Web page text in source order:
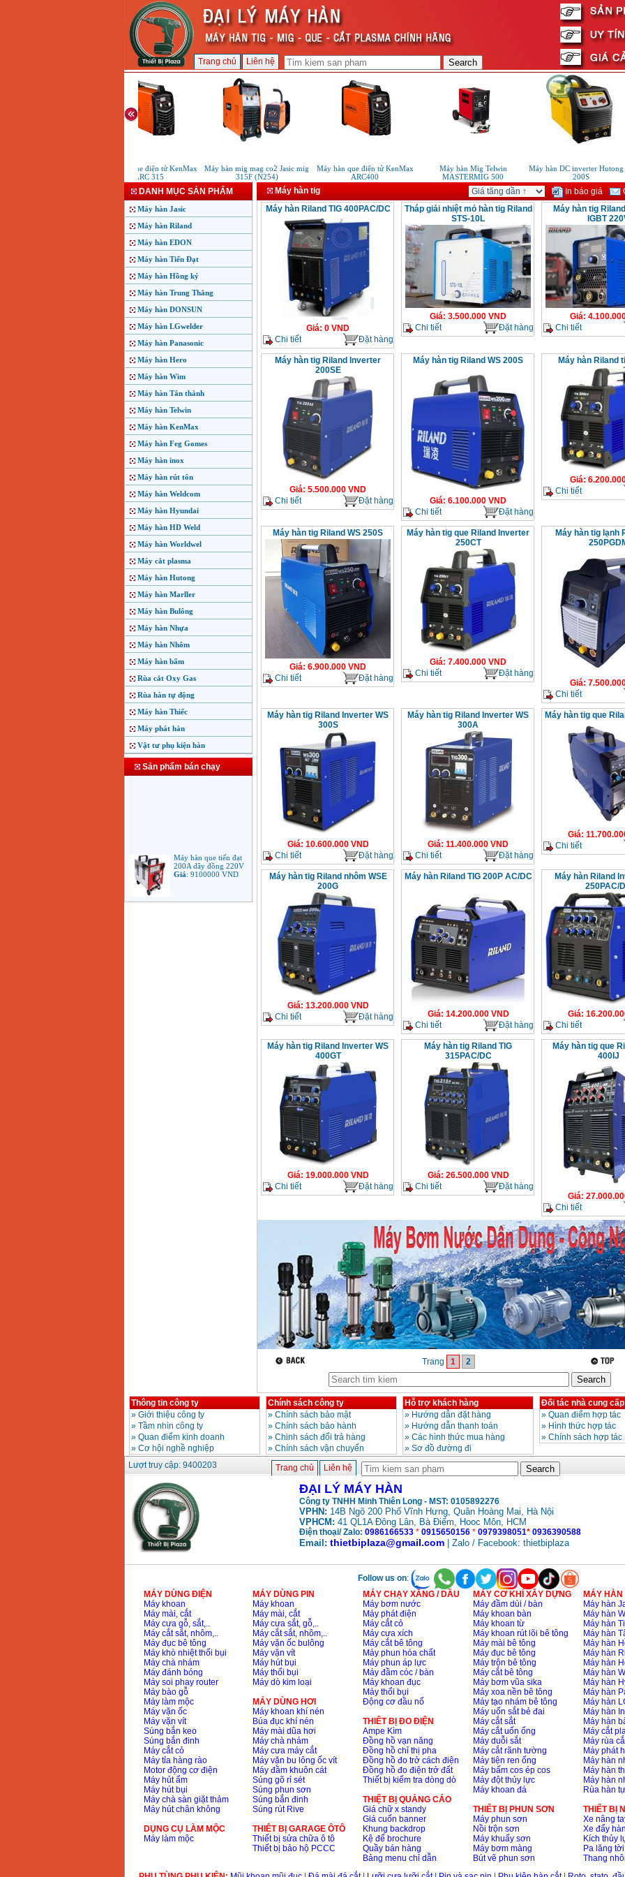
Trang chủ Liên hệ
Máy hàn que điện tử KenMax
ARC 315
Máy hàn mig mag co2 Jasic mig
315F (N254)
Máy hàn que điện tử KenMax
ARC400
Máy hàn Mig Telwin
MASTERMIG 500
Máy hàn DC inverter Hutong
200S
DANH MỤC SẢN PHẨM
Máy hàn Jasic
Máy hàn Riland
Máy hàn EDON
Máy hàn Tiến Đạt
Máy hàn Hồng ký
Máy hàn Trung Thắng
Máy hàn DONSUN
Máy hàn LGwelder
Máy hàn Panasonic
Máy hàn Hero
Máy hàn Wim
Máy hàn Tân thành
Máy hàn Telwin
Máy hàn KenMax
Máy hàn Feg Gomes
Máy hàn inox
Máy hàn rút tôn
Máy hàn Weldcom
Máy hàn Hyundai
Máy hàn HD Weld
Máy hàn Worldwel
Máy cắt plasma
Máy hàn Hutong
Máy hàn Marller
Máy hàn Bulông
Máy hàn Nhựa
Máy hàn Nhôm
Máy hàn bấm
Rùa cắt Oxy Gas
Rùa hàn tự động
Máy hàn Thiếc
Máy phát hàn
Vật tư phụ kiện hàn
Sản phẩm bán chạy
200A dây đồng 220V
Giá:9100000VND
Giá: 6800000
Máy hàn tig In báo giá
Máy hàn Riland TIG 400PAC/DC
Giá: 0 VND
Chi tiết
Đặt hàng
Tháp giải nhiệt mỏ hàn tig Riland
STS-10L
Giá: 3.500.000 VND
Chi tiết
Đặt hàng
Máy hàn tig
IGBT
Giá:
Chi tiết
Máy hàn tig Riland Inverter
200SE
Giá: 5.500.000 VND
Chi tiết
Đặt hàng
Máy hàn tig Riland WS 200S
Giá: 6.100.000 VND
Chi tiết
Đặt hàng
Máy hàn Riland
Giá:
Chi tiết
Máy hàn tig Riland WS 250S
Giá: 6.900.000 VND
Chi tiết
Đặt hàng
Máy hàn tig que Riland Inverter
250CT
Giá: 7.400.000 VND
Chi tiết
Đặt hàng
Máy hàn tig lạnh
Giá:
Chi tiết
Máy hàn tig Riland Inverter WS
300S
Giá: 10.600.000VND
Chi tiết
Đặt hàng
Máy hàn tig Riland Inverter WS
300A
Giá: 11.400.000 VND
Chi tiết
Đặt hàng
Máy hàn tig que
Giá:
Chi tiết
Máy hàn tig Riland nhôm WSE
200G
Giá: 13.200.000VND
Chi tiết
Đặt hàng
Máy hàn Riland TIG 200P AC/DC
Giá: 14.200.000VND
Chi tiết
Đặt hàng
Máy hàn Riland
250PAC/
Giá:
Chi tiết
Máy hàn tig Riland Inverter WS
400GT
Giá: 19.000.000VND
Chi tiết
Đặt hàng
Máy hàn tig Riland TIG
315PAC/DC
Giá: 26.500.000VND
Chi tiết
Đặt hàng
Máy hàn tig que
400IJ
Giá:
Chi tiết
Trang 1 2
Thông tin công ty
» Giới thiệu công ty
» Tầm nhìn công ty
» Quan điểm kinh doanh
» Cơ hội nghề nghiệp
Chính sách công ty
» Chính sách bảo mật
» Chính sách bảo hành
» Chinh sách đổi trả hàng
» Chính sách vận chuyển
Hỗ trợ khách hàng
» Hướng dẫn đặt hàng
» Hướng dẫn thanh toán
» Các hình thức mua hàng
» Sơ đồ đường đi
Đối tác nhà cung cấp
» Quan điểm hợp tác
» Hình thức hợp tác
» Chính sách hợp tác
Lượt truy cập: 9400203 Trang chủ Liên hệ
ĐẠI LÝ MÁY HÀN
Công ty TNHH Minh Thiên Long - MST: 0105892276
VPHN: 14B Ngõ 200 Phố Vĩnh Hưng, Quân Hoàng Mai, Hà Nội
VPHCM: 41 QL1A Đông Lân, Bà Điểm, Hooc Môn, HCM
Điện thoại/ Zalo: 0986166533 * 0915650156* 0979398051* 0936390588
Email: thietbiplaza@gmail.com| Zalo / Facebook: thietbiplaza
Follow us on:
MÁY DÙNG ĐIỆN
Máy khoan
Máy mài, cắt
Máy cưa gỗ, sắt,..
Máy cắt sắt, nhôm,..
Máy đục bê tông
Máy khò nhiệt thổi bụi
Máy chà nhám
Máy đánh bóng
Máy soi phay router
Máy bào gỗ
Máy làm mộc
Máy vặn ốc
Máy vặn vít
Súng bắn keo
Súng bắn đinh
Máy cắt cỏ
Máy tỉa hàng rào
Motor động cơ điện
Máy hút ẩm
Máy hút bụi
Máy chà sàn giặt thảm
Máy hút chân không
DỤNG CỤ LÀM MỘC
Máy làm mộc
MÁY DÙNG PIN
Máy khoan
Máy mài, cắt
Máy cưa sắt, gỗ,..
Máy cắt sắt, nhôm,..
Máy vặn ốc bulông
Máy vặn vít
Máy hút bụi
Máy thổi bụi
Máy dò kim loại
MÁY DÙNG HƠI
Máy khoan khí nén
Búa đục khí nén
Máy mài dũa hơi
Máy chà nhám
Máy cưa máy cắt
Máy vặn bu lông ốc vít
Máy đầm khuôn cát
Súng gõ rỉ sét
Súng phun sơn
Súng bắn đinh
Súng rút Rive
THIÊT BỊ GARAGE ÔTÔ
Thiết bị sửa chữa ô tô
Thiết bị bảo hộ PCCC
MÁY CHẠY XĂNG / DẦU
Máy bơm nước
Máy phát điện
Máy cắt cỏ
Máy cưa xích
Máy cắt bê tông
Máy phun hóa chất
Máy phun áp lực
Máy đầm cóc / bàn
Máy khoan đục
Máy thổi bụi
Động cơ đầu nổ
THIÊT BỊ ĐO ĐIỆN
Ampe Kìm
Đồng hồ vạn năng
Đồng hồ chỉ thị pha
Đồng hồ đo trở cách điện
Đồng hồ đo điện trở đất
Thiết bị kiểm tra dòng dò
THIỆT BỊ QUẢNG CÁO
Giá chữ x standy
Giá cuốn banner
Khung backdrop
Kệ để brochure
Quầy bán hàng
Bảng menu chỉ dẫn
MÁY CƠ KHÍ XÂY DỰNG
Máy đầm dùi / bàn
Máy khoan bàn
Máy khoan từ
Máy khoan rút lõi bê tông
Máy mài bê tông
Máy đục bê tông
Máy trộn bê tông
Máy cắt bê tông
Máy bơm vũa sika
Máy xoa nền bê tông
Máy tạo nhám bê tông
Máy uốn sắt bẻ đai
Máy cắt sắt
Máy cắt uốn ống
Máy duỗi sắt
Máy cắt rãnh tường
Máy tiện ren ống
Máy bấm cos ép cos
Máy đột thủy lực
Máy khoan đá
THIẾT BỊ PHUN SƠN
Máy phun sơn
Nồi trộn sơn
Máy khuấy sơn
Máy bơm màng
Bút vẽ phun sơn
MÁY HÀN
Máy hàn
Máy hàn
Máy hàn
Máy hàn
Máy hàn
Máy hàn
Máy hàn
Máy hàn
Máy hàn
Máy hàn
Máy hàn
Máy hàn
Máy hàn
Máy cắt
Máy rùa
Máy phát
Máy hàn
Máy hàn
Máy hàn
Rùa hàn
THIẾT BỊ
Xe nâng
Xe đẩy
Kích thủy
Pa lăng
Thang